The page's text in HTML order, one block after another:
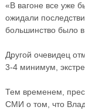
«В вагоне все уже
ожидали
большинство было
Другой очевидец
3-4 минимум,
Тем временем,
СМИ о том, что